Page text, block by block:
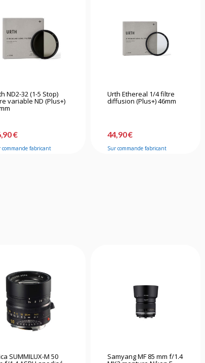
ND2-32 (1-5 Stop)
variable ND (Plus+)
€
commande fabricant
Urth Ethereal 1/4 filtre
diffusion (Plus+) 46mm
44,90 €
Sur commande fabricant
SUMMILUX-M 50 Samyang MF 85 mm f/1.4